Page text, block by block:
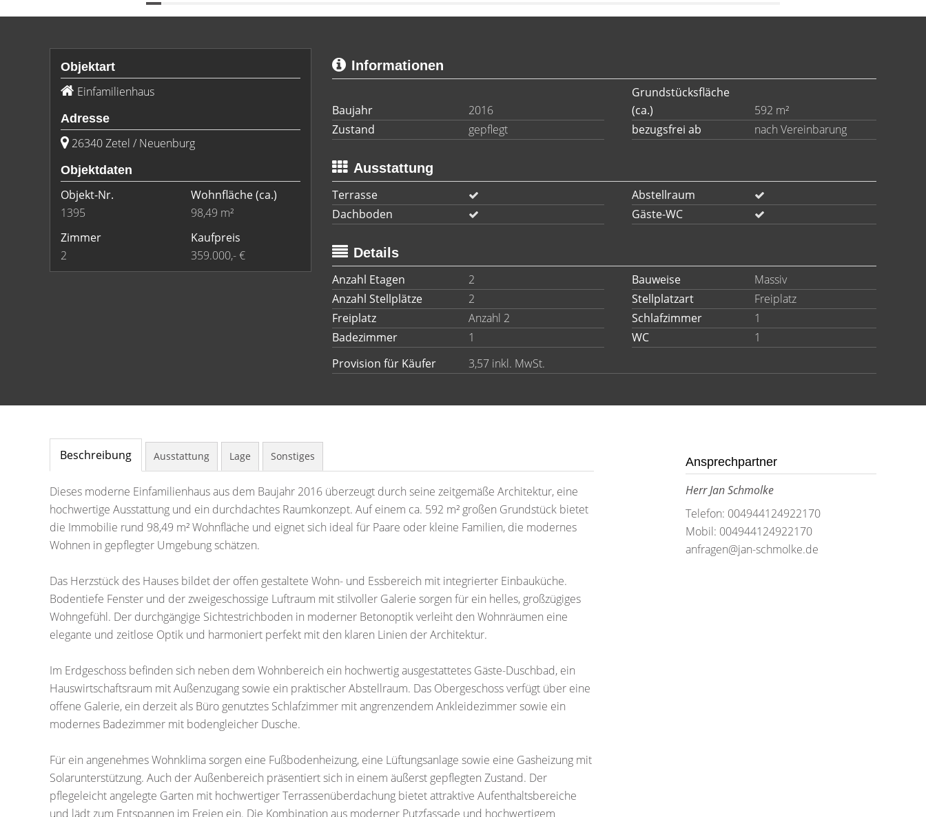
Objektart
Einfamilienhaus
Adresse
26340 Zetel / Neuenburg
Objektdaten
Objekt-Nr.
1395
Wohnfläche(ca.)
98,49 m²
Zimmer
2
Kaufpreis
359.000,- €
Informationen
Baujahr 2016
Grundstücksfläche
(ca.)
592 m²
Zustand
gepflegt bezugsfrei ab nach Vereinbarung
Ausstattung
Terrasse
Abstellraum
Dachboden
Gäste-WC
Details
Anzahl Etagen
2 Bauweise
Massiv
Anzahl Stellplätze
2 Stellplatzart
Freiplatz
Freiplatz
Anzahl 2 Schlafzimmer
1
Badezimmer
1 WC
1
Provision für Käufer
3,57 inkl. MwSt.
Beschreibung Ausstattung Lage Sonstiges
Dieses moderne Einfamilienhaus aus dem Baujahr 2016 überzeugt durch seine zeitgemäße Architektur, eine
hochwertige Ausstattung und ein durchdachtes Raumkonzept. Auf einem ca. 592 m² großen Grundstück bietet
die Immobilie rund 98,49 m² Wohnfläche und eignet sich ideal für Paare oder kleine Familien, die modernes
Wohnen in gepflegter Umgebung schätzen.
Das Herzstück des Hauses bildet der offen gestaltete Wohn- und Essbereich mit integrierter Einbauküche.
Bodentiefe Fenster und der zweigeschossige Luftraum mit stilvoller Galerie sorgen für ein helles, großzügiges
Wohngefühl. Der durchgängige Sichtestrichboden in moderner Betonoptik verleiht den Wohnräumen eine
elegante und zeitlose Optik und harmoniert perfekt mit den klaren Linien der Architektur.
Im Erdgeschoss befinden sich neben dem Wohnbereich ein hochwertig ausgestattetes Gäste-Duschbad, ein
Hauswirtschaftsraum mit Außenzugang sowie ein praktischer Abstellraum. Das Obergeschoss verfügt über eine
offene Galerie, ein derzeit als Büro genutztes Schlafzimmer mit angrenzendem Ankleidezimmer sowie ein
modernes Badezimmer mit bodengleicher Dusche.
Für ein angenehmes Wohnklima sorgen eine Fußbodenheizung, eine Lüftungsanlage sowie eine Gasheizung mit
Solarunterstützung. Auch der Außenbereich präsentiert sich in einem äußerst gepflegten Zustand. Der
pflegeleicht angelegte Garten mit hochwertiger Terrassenüberdachung bietet attraktive Aufenthaltsbereiche
und lädt zum Entspannen im Freien ein. Die Kombination aus moderner Putzfassade und hochwertigem
Ansprechpartner
Herr Jan Schmolke
Telefon: 004944124922170
Mobil: 004944124922170
anfragen@jan-schmolke.de